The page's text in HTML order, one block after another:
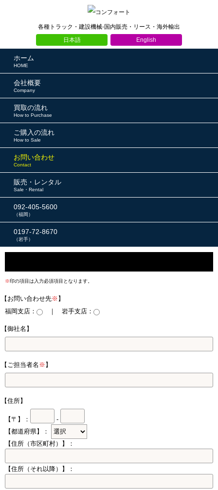
各種トラック・建設機械-国内販売・リース・海外輸出
English
日本語
ホーム
HOME
会社概要
Company
買取の流れ
How to Purchase
ご購入の流れ
How to Sale
お問い合わせ
Contact
販売・レンタル
Sale・Rental
092-405-5600
（福岡）
0197-72-8670
（岩手）
※印の項目は入力必須項目となります。
【お問い合わせ先※ 】
福岡支店：
｜ 岩手支店：
【御社名】
【ご担当者名 ※ 】
【住所】
【〒】：
-
【都道府県】：
【住所（市区町村）】：
【住所（それ以降）】：